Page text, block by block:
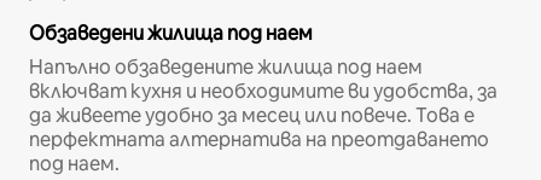
Обзаведени жилища под наем
Напълно обзаведените жилища под наем
включват кухня и необходимите ви удобства, за
да живеете удобно за месец или повече. Това е
перфектната алтернатива на преотдаването
под наем.